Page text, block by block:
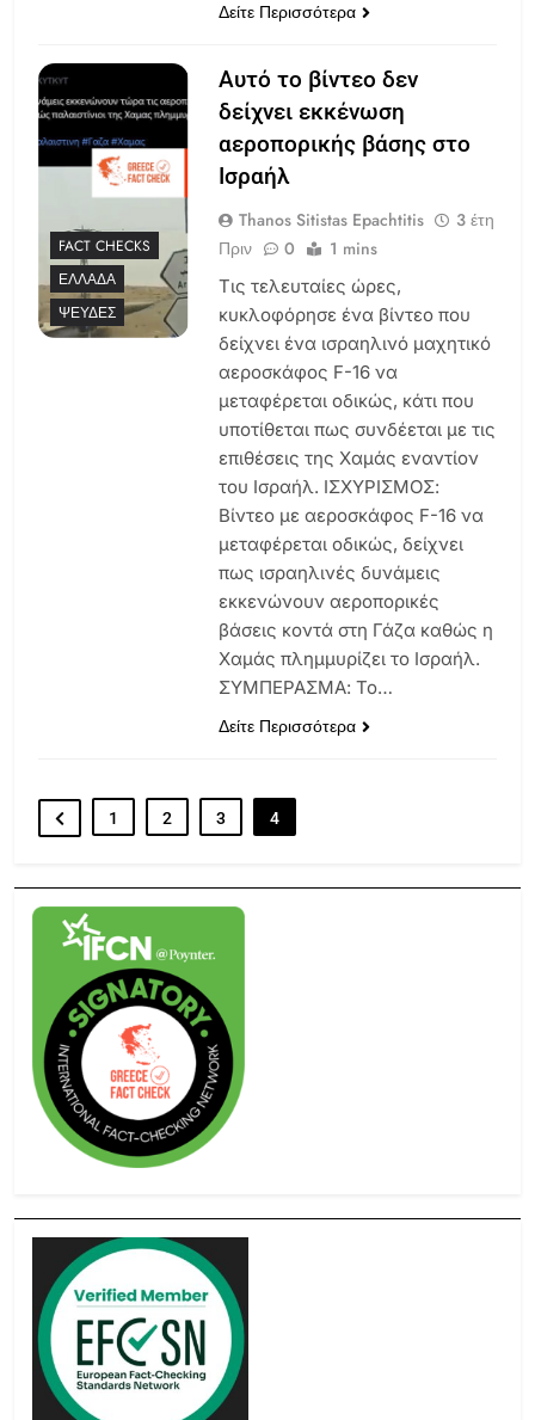
Δείτε Περισσότερα
FACT CHECKS
ΕΛΛΆΔΑ
ΨΕΥΔΈΣ
Αυτό το βίντεο δεν
δείχνει εκκένωση
αεροπορικής βάσης στο
Ισραήλ
Thanos Sitistas Epachtitis
3 έτη
Πριν
0 1 mins
Τις τελευταίες ώρες,
κυκλοφόρησε ένα βίντεο που
δείχνει ένα ισραηλινό μαχητικό
αεροσκάφος F-16 να
μεταφέρεται οδικώς, κάτι που
υποτίθεται πως συνδέεται με τις
επιθέσεις της Χαμάς εναντίον
του Ισραήλ. ΙΣΧΥΡΙΣΜΟΣ:
Βίντεο με αεροσκάφος F-16 να
μεταφέρεται οδικώς, δείχνει
πως ισραηλινές δυνάμεις
εκκενώνουν αεροπορικές
βάσεις κοντά στη Γάζα καθώς η
Χαμάς πλημμυρίζει το Ισραήλ.
ΣΥΜΠΕΡΑΣΜΑ: Το…
Δείτε Περισσότερα
1 2 3 4